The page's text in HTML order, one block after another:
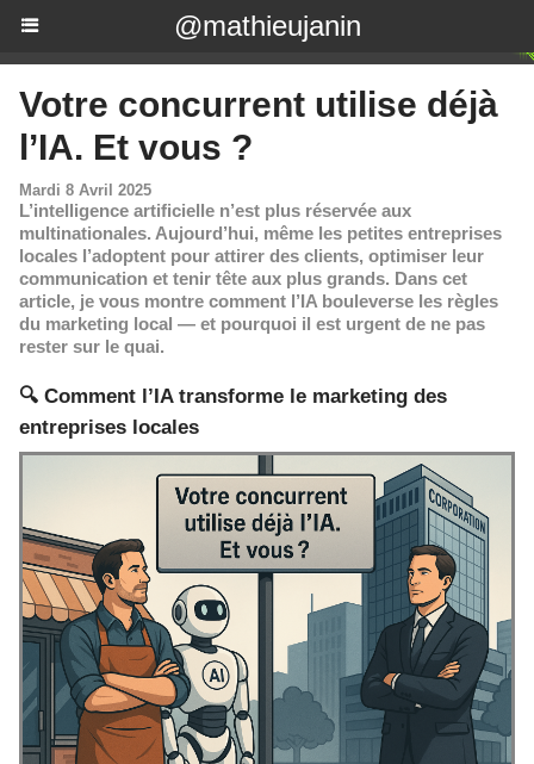
@mathieujanin
Votre concurrent utilise déjà
l’IA. Et vous ?
Mardi 8 Avril 2025
L’intelligence artificielle n’est plus réservée aux
multinationales. Aujourd’hui, même les petites entreprises
locales l’adoptent pour attirer des clients, optimiser leur
communication et tenir tête aux plus grands. Dans cet
article, je vous montre comment l’IA bouleverse les règles
du marketing local — et pourquoi il est urgent de ne pas
rester sur le quai.
🔍 Comment l’IA transforme le marketing des
entreprises locales